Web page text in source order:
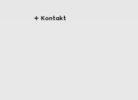
Kontakt